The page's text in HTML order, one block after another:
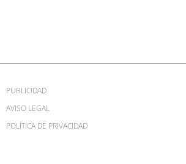
PUBLICIDAD
AVISO LEGAL
POLÍTICA DE PRIVACIDAD